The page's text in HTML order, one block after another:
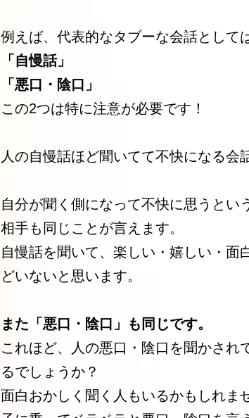
例えば、代表的なタブーな会話として
「自慢話」
「悪口・陰口」
この2つは特に注意が必要です！
人の自慢話ほど聞いてて不快になる会
自分が聞く側になって不快に思うとい
相手も同じことが言えます。
自慢話を聞いて、楽しい・嬉しい・面
どいないと思います。
また「悪口・陰口」も同じです。
これほど、人の悪口・陰口を聞かされ
るでしょうか？
面白おかしく聞く人もいるかもしれま